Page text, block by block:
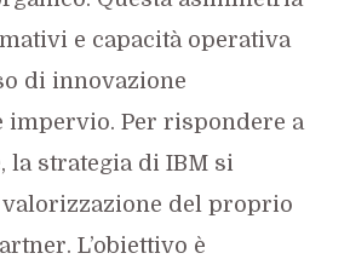
e capacità operativa
di innovazione
impervio. Per rispondere a
la strategia di IBM si
del proprio
L’obiettivo è